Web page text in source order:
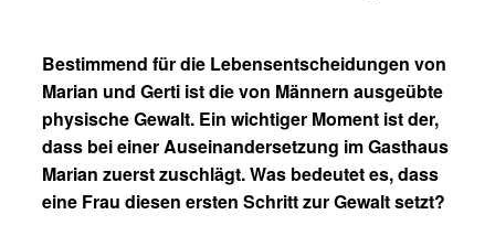
Bestimmend für die Lebensentscheidungen von
Marian und Gerti ist die von Männern ausgeübte
physische Gewalt. Ein wichtiger Moment ist der,
dass bei einer Auseinandersetzung im Gasthaus
Marian zuerst zuschlägt. Was bedeutet es, dass
eine Frau diesen ersten Schritt zur Gewalt setzt?